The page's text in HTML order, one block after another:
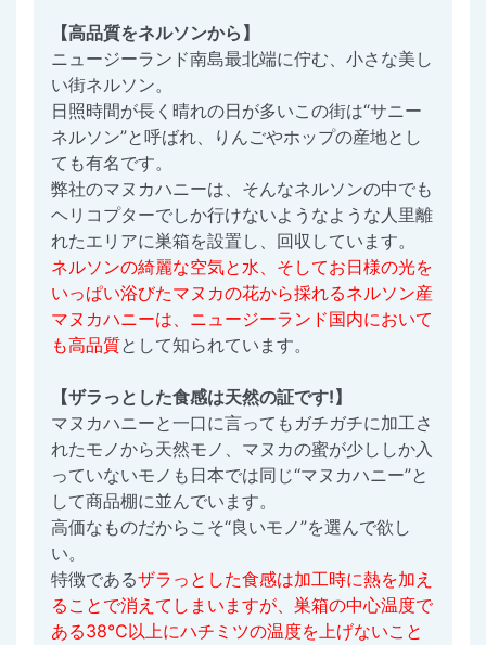
【高品質をネルソンから】
ニュージーランド南島最北端に佇む、小さな美し
い街ネルソン。
日照時間が長く晴れの日が多いこの街は“サニー
ネルソン”と呼ばれ、りんごやホップの産地とし
ても有名です。
弊社のマヌカハニーは、そんなネルソンの中でも
ヘリコプターでしか行けないようなような人里離
れたエリアに巣箱を設置し、回収しています。
ネルソンの綺麗な空気と水、そしてお日様の光を
いっぱい浴びたマヌカの花から採れるネルソン産
マヌカハニーは、ニュージーランド国内において
も高品質として知られています。
【ザラっとした食感は天然の証です!】
マヌカハニーと一口に言ってもガチガチに加工さ
れたモノから天然モノ、マヌカの蜜が少ししか入
っていないモノも日本では同じ“マヌカハニー”と
して商品棚に並んでいます。
高価なものだからこそ“良いモノ”を選んで欲し
い。
特徴であるザラっとした食感は加工時に熱を加え
ることで消えてしまいますが、巣箱の中心温度で
ある38℃以上にハチミツの温度を上げないこと